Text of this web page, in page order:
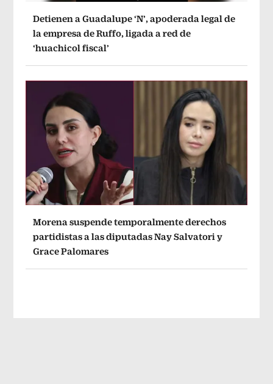
Detienen a Guadalupe ‘N’, apoderada legal de
la empresa de Ruffo, ligada a red de
‘huachicol fiscal’
Morena suspende temporalmente derechos
partidistas a las diputadas Nay Salvatori y
Grace Palomares